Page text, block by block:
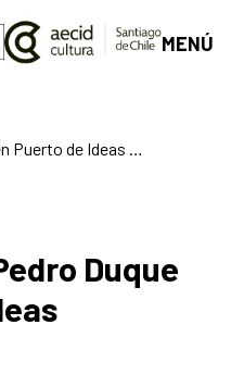
MENÚ
Duque